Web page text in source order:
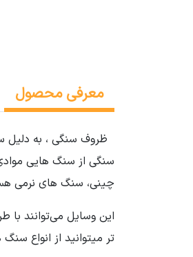
معرفی محصول
ظروف سنگی ، به دلیل
سنگی از سنگ هایی
چینی، سنگ های نرمی
این وسایل می‌توانند با
تر میتوانید از انواع